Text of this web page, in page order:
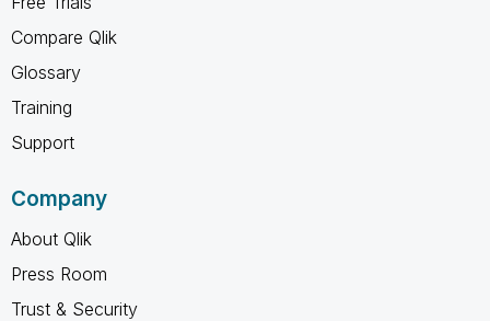
Compare Qlik
Glossary
Training
Support
Company
About Qlik
Press Room
Trust & Security